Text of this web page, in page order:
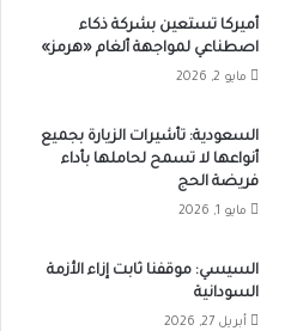
أميركا تستعين بشركة ذكاء
اصطناعي لمواجهة ألغام «هرمز»
مايو 2, 2026
السعودية: تأشيرات الزيارة بجميع
أنواعها لا تسمح لحاملها بأداء
فريضة الحج
مايو 1, 2026
السيسي: موقفنا ثابت إزاء الأزمة
السودانية
أبريل 27, 2026